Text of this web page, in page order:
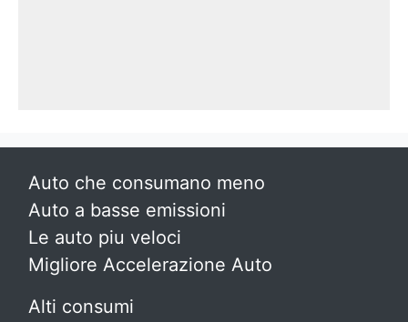
Auto che consumano meno
Auto a basse emissioni
Le auto piu veloci
Migliore Accelerazione Auto
Alti consumi